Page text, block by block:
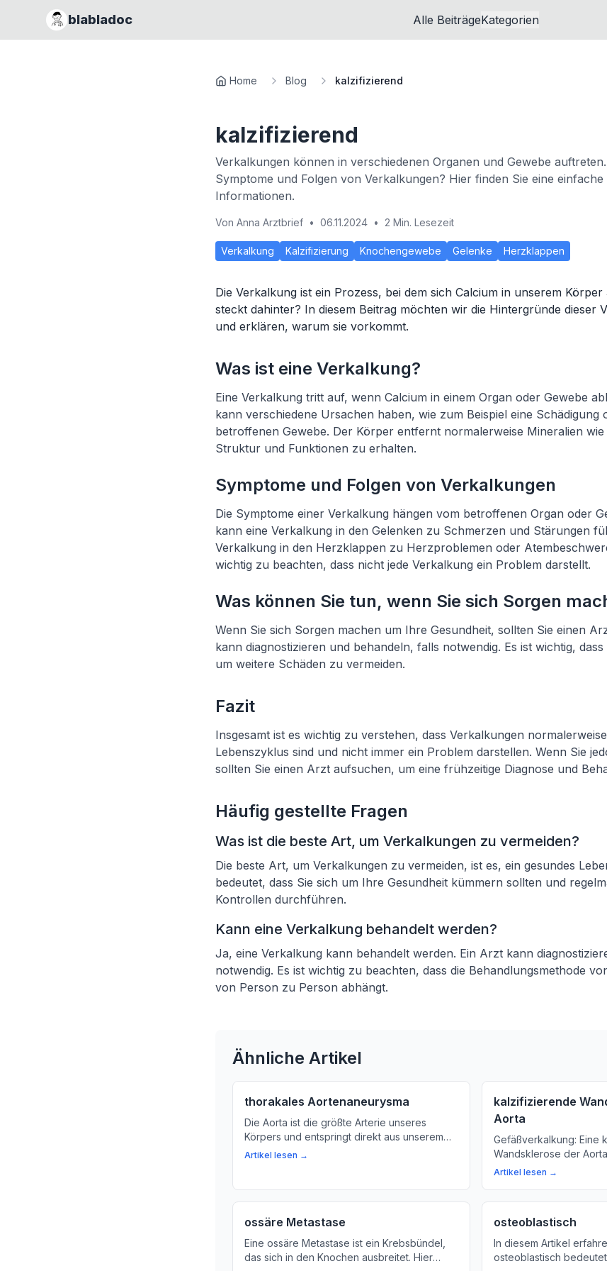
blabladoc Alle BeiträgeKategorien
Home Blog kalzifizierend
kalzifizierend
Verkalkungen können in verschiedenen Organen und Gewebe
Symptome und Folgen von Verkalkungen? Hier finden Sie eine
Informationen.
Von Anna Arztbrief • 06.11.2024 • 2 Min. Lesezeit
Verkalkung Kalzifizierung Knochengewebe Gelenke Herzklappen
Die Verkalkung ist ein Prozess, bei dem sich Calcium in unserem
steckt dahinter? In diesem Beitrag möchten wir die Hintergründe dieser
und erklären, warum sie vorkommt.
Was ist eine Verkalkung?
Eine Verkalkung tritt auf, wenn Calcium in einem Organ oder Gewebe
kann verschiedene Ursachen haben, wie zum Beispiel eine Schädigung
betroffenen Gewebe. Der Körper entfernt normalerweise Mineralien wie
Struktur und Funktionen zu erhalten.
Symptome und Folgen von Verkalkungen
Die Symptome einer Verkalkung hängen vom betroffenen Organ oder
kann eine Verkalkung in den Gelenken zu Schmerzen und Stärungen
Verkalkung in den Herzklappen zu Herzproblemen oder
wichtig zu beachten, dass nicht jede Verkalkung ein Problem darstellt.
Was können Sie tun, wenn Sie sich Sorgen
Wenn Sie sich Sorgen machen um Ihre Gesundheit, sollten Sie einen
kann diagnostizieren und behandeln, falls notwendig. Es ist wichtig,
um weitere Schäden zu vermeiden.
Fazit
Insgesamt ist es wichtig zu verstehen, dass Verkalkungen
Lebenszyklus sind und nicht immer ein Problem darstellen. Wenn Sie
sollten Sie einen Arzt aufsuchen, um eine frühzeitige Diagnose und
Häufig gestellte Fragen
Was ist die beste Art, um Verkalkungen zu vermeiden?
Die beste Art, um Verkalkungen zu vermeiden, ist es, ein gesundes
bedeutet, dass Sie sich um Ihre Gesundheit kümmern sollten und
Kontrollen durchführen.
Kann eine Verkalkung behandelt werden?
Ja, eine Verkalkung kann behandelt werden. Ein Arzt kann
notwendig. Es ist wichtig zu beachten, dass die Behandlungsmethode
von Person zu Person abhängt.
Ähnliche Artikel
thorakales Aortenaneurysma
Die Aorta ist die größte Arterie unseres
Körpers und entspringt direkt aus unserem
Herz. Wir erfahren, was ein Aortenaneurysma
Artikel lesen →
kalzifizierende
Aorta
Gefäßverkalkung: Eine
Wandsklerose der
Kreislauf-Erkrankungen
Artikel lesen →
ossäre Metastase
Eine ossäre Metastase ist ein Krebsbündel,
das sich in den Knochen ausbreitet. Hier
osteoblastisch
In diesem Artikel
osteoblastisch